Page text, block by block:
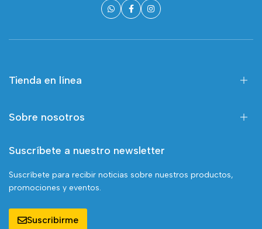
Tienda en línea
Sobre nosotros
Suscríbete a nuestro newsletter
Suscríbete para recibir noticias sobre nuestros productos,
promociones y eventos.
Suscribirme